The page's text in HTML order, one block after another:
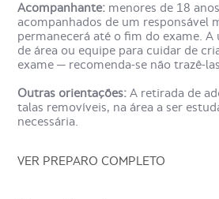
Câncer;
Prostatite;
Calcificações;
Cistos;
Lesões.
O procedimento também pode ser
Acompanhante: menores de 18
acompanhados de um responsável
permanecerá até o fim do exame. A
de área ou equipe para cuidar de
exame — recomenda-se não trazê-las.
Outras orientações: A retirada de
talas removíveis, na área a ser
necessária.
VER PREPARO COMPLETO